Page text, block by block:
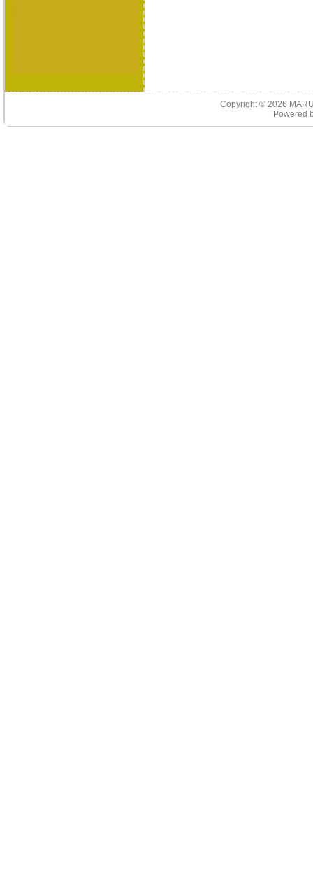
Copyright © 2026
Powered